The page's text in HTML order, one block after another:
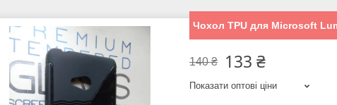
Чохол TPU для Microsoft
140 ₴ 133 ₴
Показати оптові ціни